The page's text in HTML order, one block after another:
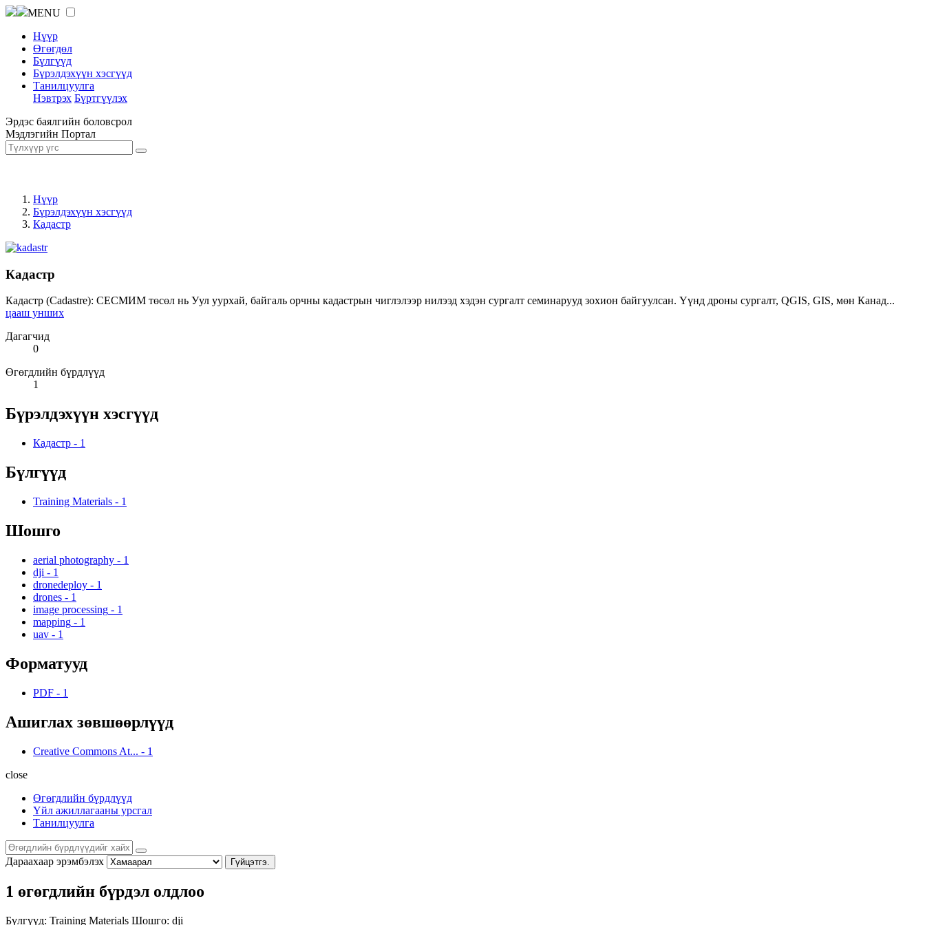
MENU
Нүүр
Өгөгдөл
Бүлгүүд
Бүрэлдэхүүн хэсгүүд
Танилцуулга
Нэвтрэх Бүртгүүлэх
Эрдэс баялгийн боловсрол
Мэдлэгийн Портал
Нүүр
Бүрэлдэхүүн хэсгүүд
Кадастр
Кадастр
Кадастр (Cadastre): СЕСМИМ төсөл нь Уул уурхай, байгаль орчны кадастрын чиглэлээр нилээд хэдэн сургалт семинарууд зохион байгуулсан. Үүнд дроны сургалт, QGIS, GIS, мөн Канад...
цааш унших
Дагагчид
0
Өгөгдлийн бүрдлүүд
1
Бүрэлдэхүүн хэсгүүд
Кадастр - 1
Бүлгүүд
Training Materials - 1
Шошго
aerial photography - 1
dji - 1
dronedeploy - 1
drones - 1
image processing - 1
mapping - 1
uav - 1
Форматууд
PDF - 1
Ашиглах зөвшөөрлүүд
Creative Commons At... - 1
close
Өгөгдлийн бүрдлүүд
Үйл ажиллагааны урсгал
Танилцуулга
Дараахаар эрэмбэлэх Гүйцэтгэ.
1 өгөгдлийн бүрдэл олдлоо
Бүлгүүд: Training Materials Шошго: dji